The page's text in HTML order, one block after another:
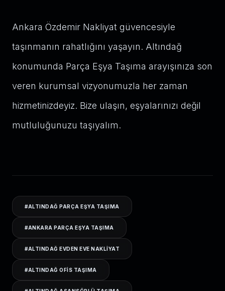
Ankara Özdemir Nakliyat güvencesiyle
taşınmanın rahatlığını yaşayın. Altındağ
konumunda Parça Eşya Taşıma arayışınıza son
veren kurumsal vizyonumuzla her zaman
hizmetinizdeyiz. Bize ulaşın, eşyalarınızı değil
mutluluğunuzu taşıyalım.
#ALTINDAĞ PARÇA EŞYA TAŞIMA
#ANKARA PARÇA EŞYA TAŞIMA
#ALTINDAĞ EVDEN EVE NAKLIYAT
#ALTINDAĞ OFIS TAŞIMA